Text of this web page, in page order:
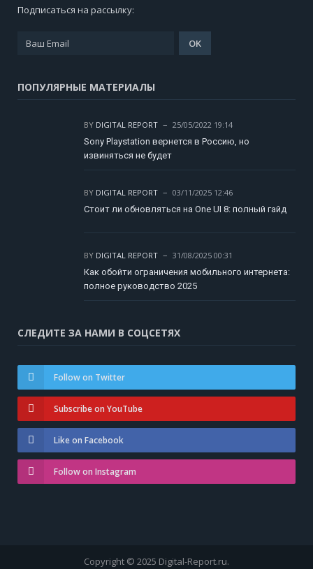
Подписаться на рассылку:
ПОПУЛЯРНЫЕ МАТЕРИАЛЫ
BY DIGITAL REPORT
25/05/2022 19:14
Sony Playstation вернется в Россию, но
извиняться не будет
BY DIGITAL REPORT
03/11/2025 12:46
Стоит ли обновляться на One UI 8: полный гайд
BY DIGITAL REPORT
31/08/2025 00:31
Как обойти ограничения мобильного интернета:
полное руководство 2025
СЛЕДИТЕ ЗА НАМИ В СОЦСЕТЯХ
Follow on Twitter
Subscribe on YouTube
Like on Facebook
Follow on Instagram
Copyright © 2025 Digital-Report.ru.